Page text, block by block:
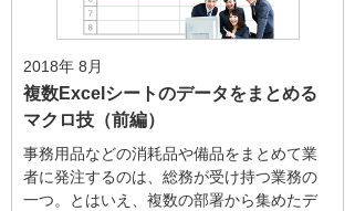
2018年 8月
複数Excelシートのデータをまとめる
マクロ技（前編）
事務用品などの消耗品や備品をまとめて業
者に発注するのは、総務が受け持つ業務の
一つ。とはいえ、複数の部署から集めたデ